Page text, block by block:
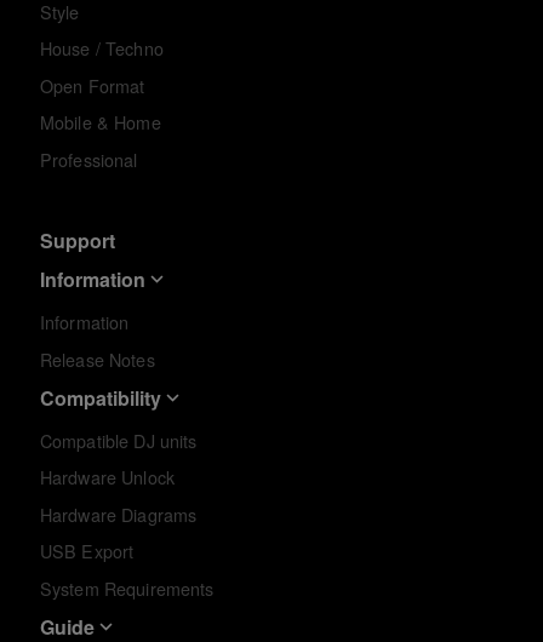
Style
House / Techno
Open Format
Mobile & Home
Professional
Support
Information
Information
Release Notes
Compatibility
Compatible DJ units
Hardware Unlock
Hardware Diagrams
USB Export
System Requirements
Guide